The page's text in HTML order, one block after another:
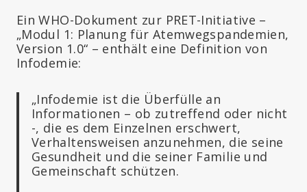
Ein WHO-Dokument zur PRET-Initiative –
„Modul 1: Planung für Atemwegspandemien,
Version 1.0“ – enthält eine Definition von
Infodemie:
„Infodemie ist die Überfülle an
Informationen – ob zutreffend oder nicht
-, die es dem Einzelnen erschwert,
Verhaltensweisen anzunehmen, die seine
Gesundheit und die seiner Familie und
Gemeinschaft schützen.